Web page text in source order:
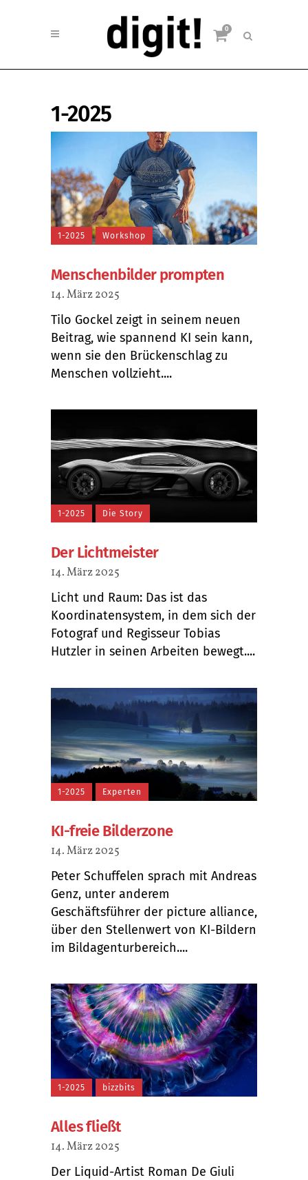
0
1-2025
1-2025 Workshop
Menschenbilder prompten
14. März 2025
Tilo Gockel zeigt in seinem neuen
Beitrag, wie spannend KI sein kann,
wenn sie den Brückenschlag zu
Menschen vollzieht....
1-2025 Die Story
Der Lichtmeister
14. März 2025
Licht und Raum: Das ist das
Koordinatensystem, in dem sich der
Fotograf und Regisseur Tobias
Hutzler in seinen Arbeiten bewegt....
1-2025 Experten
KI-freie Bilderzone
14. März 2025
Peter Schuffelen sprach mit Andreas
Genz, unter anderem
Geschäftsführer der picture alliance,
über den Stellenwert von KI-Bildern
im Bildagenturbereich....
1-2025 bizzbits
Alles fließt
14. März 2025
Der Liquid-Artist Roman De Giuli